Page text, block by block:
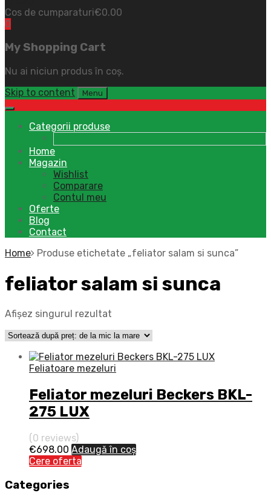
Cos de cumparaturi€0.00
0
My Shopping Cart
Nu ai niciun produs în coș.
Skip to content
Menu
Categorii produse
Home
Magazin
Wishlist
Comparare
Contul meu
Oferte
Blog
Contact
Home
Produse etichetate „feliator salam si sunca”
feliator salam si sunca
Afișez singurul rezultat
Feliatoare mezeluri
Feliator mezeluri Beckers BKL-
275 LUX
(0 reviews)
€698.00 Adaugă în coș
Cere oferta
Categories